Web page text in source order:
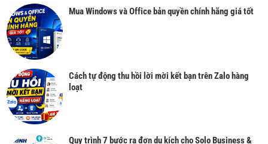
Mua Windows và Office bản quyền chính hãng giá tốt
Cách tự động thu hồi lời mời kết bạn trên Zalo hàng
loạt
Quy trình 7 bước ra đơn du kích cho Solo Business &